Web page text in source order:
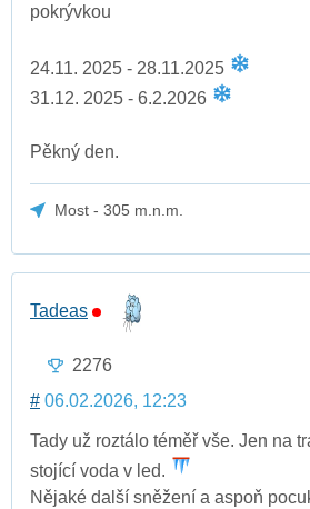
pokrývkou
24.11. 2025 - 28.11.2025
31.12. 2025 - 6.2.2026
Pěkný den.
Most - 305 m.n.m.
Tadeas
2276
# 06.02.2026, 12:23
Tady už roztálo téměř vše. Jen na
stojící voda v led.
Nějaké další sněžení a aspoň